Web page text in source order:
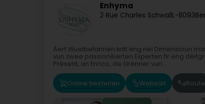
Enhyma
2 Rue Charles SchwallL-8093
Äert Wuelbefannen kritt eng nei Dimensioun
vun zwee passionéierten Experten fir eng
Présent, an Enrico, de Grënner vun...
Online bestellen Websäit Route